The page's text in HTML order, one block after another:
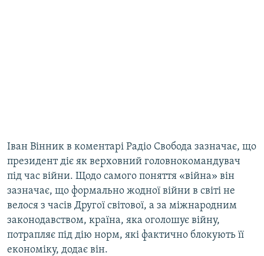
Іван Вінник в коментарі Радіо Свобода зазначає, що
президент діє як верховний головнокомандувач
під час війни. Щодо самого поняття «війна» він
зазначає, що формально жодної війни в світі не
велося з часів Другої світової, а за міжнародним
законодавством, країна, яка оголошує війну,
потрапляє під дію норм, які фактично блокують її
економіку, додає він.